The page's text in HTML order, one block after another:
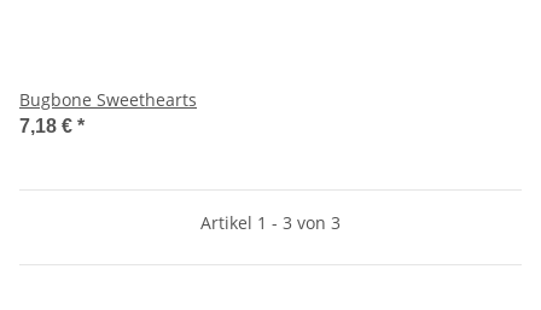
Bugbone Sweethearts
7,18 € *
Artikel 1 - 3 von 3